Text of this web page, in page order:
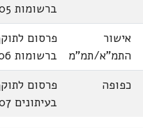
ברשומות 27.12.05
אישור
התמ"א/תמ"מ
פרסום
ברשומות 18.12.06
כפופה
פרסום
בעיתונים 01.08.07